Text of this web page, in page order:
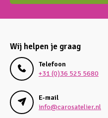
Wij helpen je graag
Telefoon
+31 (0)36 525 5680
E-mail
info@carosatelier.nl